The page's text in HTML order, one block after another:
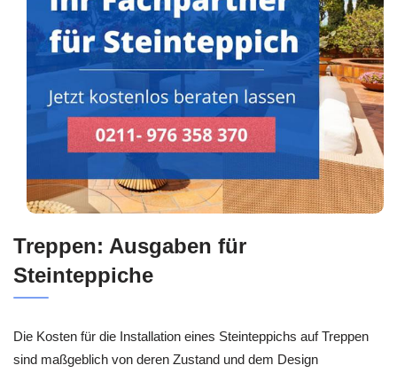
Treppen: Ausgaben für
Steinteppiche
Die Kosten für die Installation eines Steinteppichs auf Treppen
sind maßgeblich von deren Zustand und dem Design